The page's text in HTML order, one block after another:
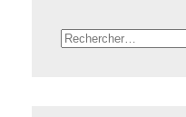
Rechercher :